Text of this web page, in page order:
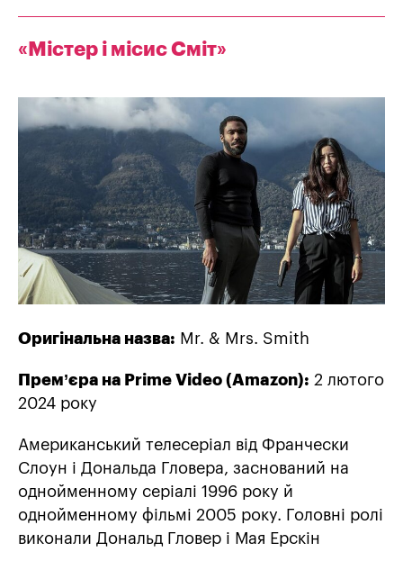
«Містер і місис Сміт»
Оригінальна назва: Mr. & Mrs. Smith
Прем’єра на Prime Video (Amazon): 2 лютого
2024 року
Американський телесеріал від Франчески
Слоун і Дональда Гловера, заснований на
однойменному серіалі 1996 року й
однойменному фільмі 2005 року. Головні ролі
виконали Дональд Гловер і Мая Ерскін